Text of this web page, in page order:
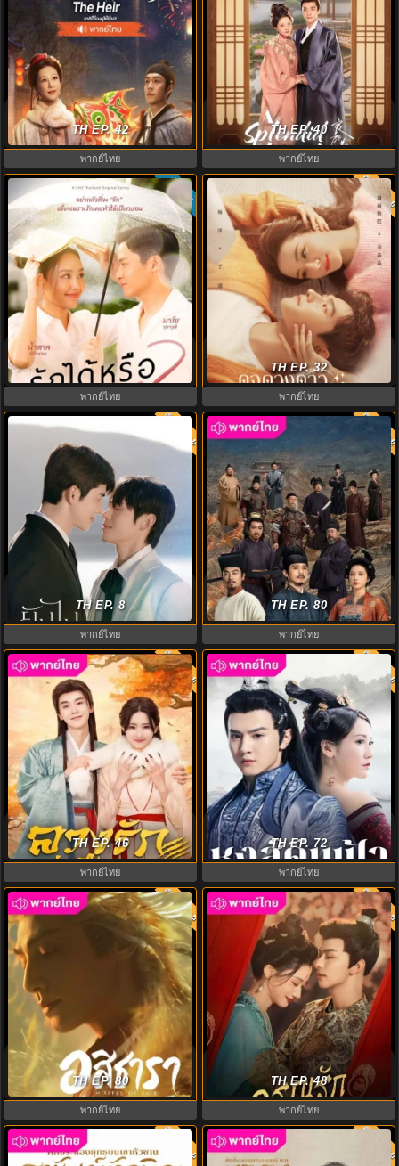
ดูซีรี่ย์จีน กงสีสีหมึก (2026) The Heir
พากย์ไทย EP.1-42 จบ
TH EP. 42
พากย์ไทย
วาสนารักลิขิตใจ (2026) A Splendid
Match พากย์ไทย EP.1-40
TH EP. 40
พากย์ไทย
รักได้หรือ (2026) YOUNG Let's
Begin Again พากย์ไทย EP.1-19
ซับไทย
พากย์ไทย
ดุจดวงดาวเกียรติยศ (2021) You Are
My Glory พากย์ไทย EP.1-32
พากย์ไทย
TH EP. 32
พากย์ไทย
ยังไงก็ใช่นาย พากย์ไทย (2026)
Never Forget Your Enemy EP.1-8
8.0 พากย์ไทย
TH EP. 8
พากย์ไทย
คมดาบสยบพิภพ (2026) Swords
Into Plowshares พากย์ไทย EP.1-48
8.0 พากย์ไทย
TH EP. 80
พากย์ไทย
The Demon พากย์ไทย (2025) ลวง
รักแม่เสือสาว EP.1-23 (จบ)
8.0 พากย์ไทย
TH EP. 46
พากย์ไทย
หงส์คืนฟ้า (2020) Renascence
พากย์ไทย EP.1-36 (จบ)
8.0 พากย์ไทย
TH EP. 72
พากย์ไทย
อสิธารา ชะตามังกร (2025)
Whispers of Fate พากย์ไทย EP.1-
40
8.0 พากย์ไทย
TH EP. 80
พากย์ไทย
อรุณรักแรกแค้น (2025) In the
Name of Dawn พากย์ไทย EP.1-24
8.0 พากย์ไทย
TH EP. 48
พากย์ไทย
8.0 พากย์ไทย 8.0 พากย์ไทย